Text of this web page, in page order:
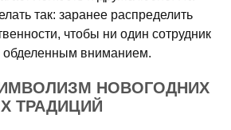
так: заранее распределить
чтобы ни один сотрудник
обделенным вниманием.
НОВОГОДНИХ
ТРАДИЦИЙ